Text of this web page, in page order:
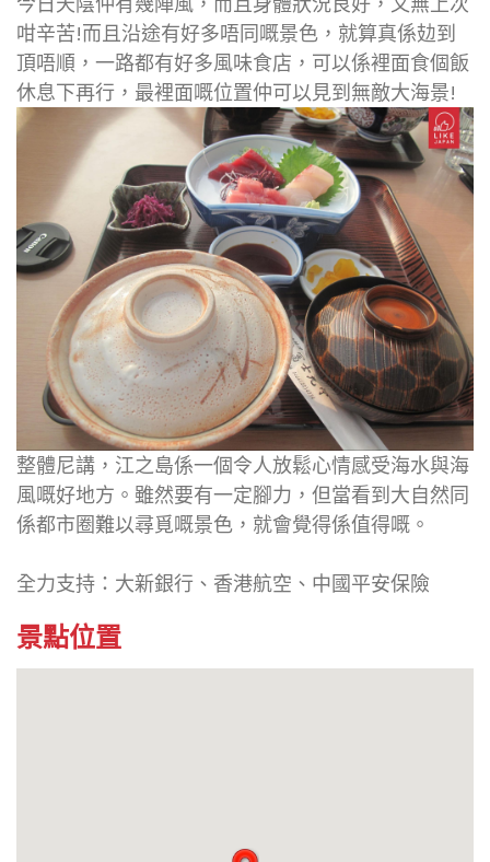
咁辛苦!而且沿途有好多唔同嘅景色，就算真係攰到
頂唔順，一路都有好多風味食店，可以係裡面食個飯
休息下再行，最裡面嘅位置仲可以見到無敵大海景!
整體尼講，江之島係一個令人放鬆心情感受海水與海
風嘅好地方。雖然要有一定腳力，但當看到大自然同
係都市圈難以尋覓嘅景色，就會覺得係值得嘅。
全力支持：大新銀行、香港航空、中國平安保險
景點位置